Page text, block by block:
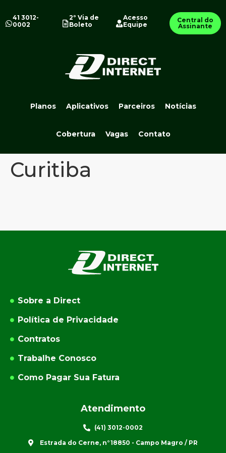
41 3012-
0002
2º Via de
Boleto
Acesso
Equipe
Central do
Assinante
Planos Aplicativos Parceiros Notícias
Cobertura Vagas Contato
Curitiba
Sobre a Direct
Política de Privacidade
Contratos
Trabalhe Conosco
Como Pagar Sua Fatura
Atendimento
(41) 3012-0002
Estrada do Cerne, n°18850 - Campo Magro / PR